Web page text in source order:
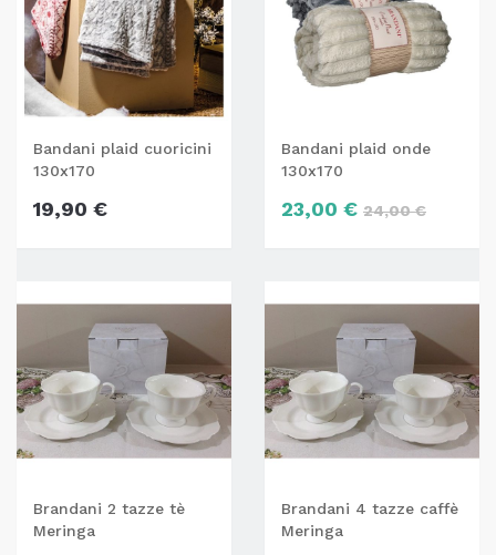
Bandani plaid cuoricini
130x170
19,90 €
Bandani plaid onde
130x170
23,00 € 24,00 €
Brandani 2 tazze tè
Meringa
Brandani 4 tazze caffè
Meringa